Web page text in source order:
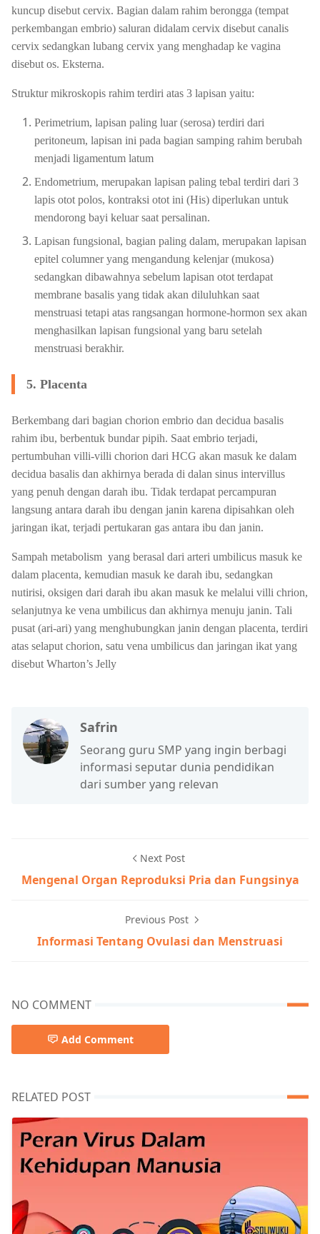
kuncup disebut cervix. Bagian dalam rahim berongga (tempat
perkembangan embrio) saluran didalam cervix disebut canalis
cervix sedangkan lubang cervix yang menghadap ke vagina
disebut os. Eksterna.
Struktur mikroskopis rahim terdiri atas 3 lapisan yaitu:
Perimetrium, lapisan paling luar (serosa) terdiri dari
peritoneum, lapisan ini pada bagian samping rahim berubah
menjadi ligamentum latum
Endometrium, merupakan lapisan paling tebal terdiri dari 3
lapis otot polos, kontraksi otot ini (His) diperlukan untuk
mendorong bayi keluar saat persalinan.
Lapisan fungsional, bagian paling dalam, merupakan lapisan
epitel columner yang mengandung kelenjar (mukosa)
sedangkan dibawahnya sebelum lapisan otot terdapat
membrane basalis yang tidak akan diluluhkan saat
menstruasi tetapi atas rangsangan hormone-hormon sex akan
menghasilkan lapisan fungsional yang baru setelah
menstruasi berakhir.
5. Placenta
Berkembang dari bagian chorion embrio dan decidua basalis
rahim ibu, berbentuk bundar pipih. Saat embrio terjadi,
pertumbuhan villi-villi chorion dari HCG akan masuk ke dalam
decidua basalis dan akhirnya berada di dalan sinus intervillus
yang penuh dengan darah ibu. Tidak terdapat percampuran
langsung antara darah ibu dengan janin karena dipisahkan oleh
jaringan ikat, terjadi pertukaran gas antara ibu dan janin.
Sampah metabolism yang berasal dari arteri umbilicus masuk ke
dalam placenta, kemudian masuk ke darah ibu, sedangkan
nutirisi, oksigen dari darah ibu akan masuk ke melalui villi chrion,
selanjutnya ke vena umbilicus dan akhirnya menuju janin. Tali
pusat (ari-ari) yang menghubungkan janin dengan placenta, terdiri
atas selaput chorion, satu vena umbilicus dan jaringan ikat yang
disebut Wharton’s Jelly
Safrin
Seorang guru SMP yang ingin berbagi
informasi seputar dunia pendidikan
dari sumber yang relevan
Next Post
Mengenal Organ Reproduksi Pria dan Fungsinya
Previous Post
Informasi Tentang Ovulasi dan Menstruasi
NO COMMENT
Add Comment
RELATED POST